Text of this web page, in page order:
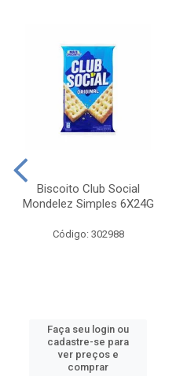
Biscoito Club Social
Mondelez Simples 6X24G
Código: 302988
Faça seu login ou
cadastre-se para
ver preços e
comprar